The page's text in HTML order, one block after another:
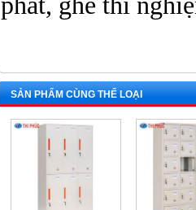
SẢN PHẨM CÙNG THỂ LOẠI